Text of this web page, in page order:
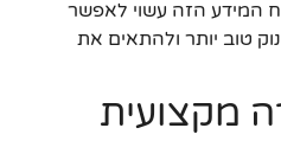
המידע הזה עשוי לאפשר
טוב יותר ולהתאים את
מקצועית